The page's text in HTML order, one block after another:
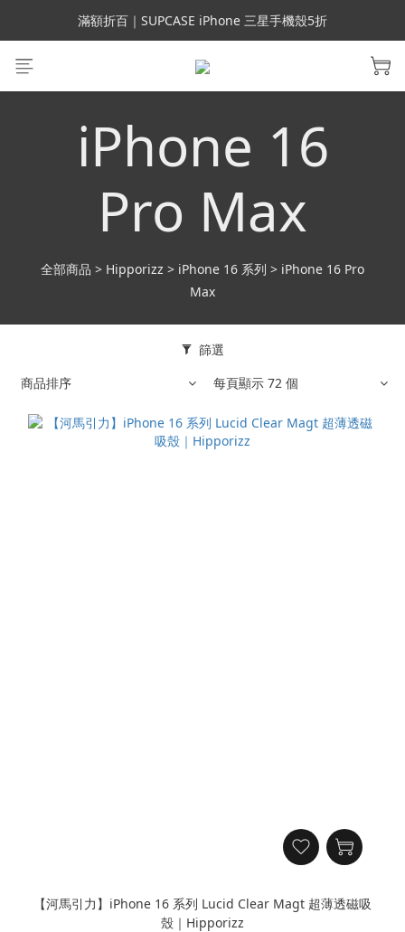
會員699免運｜父親節禮手機殼5折、行動電源66折
滿額折百｜SUPCASE iPhone 三星手機殼5折
會員699免運｜父親節禮手機殼5折、行動電源66折
iPhone 16
Pro Max
全部商品 > Hipporizz > iPhone 16 系列 > iPhone 16 Pro
Max
篩選
商品排序
每頁顯示 72 個
【河馬引力】iPhone 16 系列 Lucid Clear Magt 超薄透磁吸
殼｜Hipporizz